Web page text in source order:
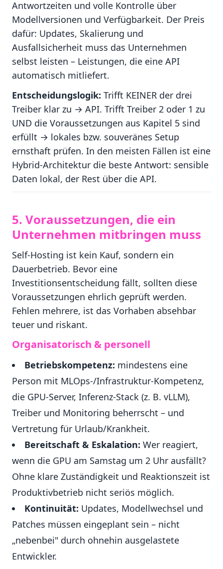
Antwortzeiten und volle Kontrolle über
Modellversionen und Verfügbarkeit. Der Preis
dafür: Updates, Skalierung und
Ausfallsicherheit muss das Unternehmen
selbst leisten – Leistungen, die eine API
automatisch mitliefert.
Entscheidungslogik: Trifft KEINER der drei
Treiber klar zu → API. Trifft Treiber 2 oder 1 zu
UND die Voraussetzungen aus Kapitel 5 sind
erfüllt → lokales bzw. souveränes Setup
ernsthaft prüfen. In den meisten Fällen ist eine
Hybrid-Architektur die beste Antwort: sensible
Daten lokal, der Rest über die API.
5. Voraussetzungen, die ein
Unternehmen mitbringen muss
Self-Hosting ist kein Kauf, sondern ein
Dauerbetrieb. Bevor eine
Investitionsentscheidung fällt, sollten diese
Voraussetzungen ehrlich geprüft werden.
Fehlen mehrere, ist das Vorhaben absehbar
teuer und riskant.
Organisatorisch & personell
Betriebskompetenz: mindestens eine
Person mit MLOps-/Infrastruktur-Kompetenz,
die GPU-Server, Inferenz-Stack (z. B. vLLM),
Treiber und Monitoring beherrscht – und
Vertretung für Urlaub/Krankheit.
Bereitschaft & Eskalation: Wer reagiert,
wenn die GPU am Samstag um 2 Uhr ausfällt?
Ohne klare Zuständigkeit und Reaktionszeit ist
Produktivbetrieb nicht seriös möglich.
Kontinuität: Updates, Modellwechsel und
Patches müssen eingeplant sein – nicht
„nebenbei" durch ohnehin ausgelastete
Entwickler.